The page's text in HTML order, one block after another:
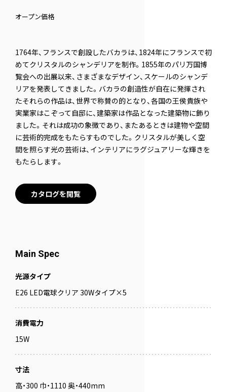
オープン価格
1764年、フランスで創設したバカラは、1824年にフランスで初
めてクリスタルのシャンデリアを制作。1855年のパリ万国博
覧会への出展以来、さまざまなデザイン、スケールのシャンデ
リアを発表してきました。バカラの創造性が自在に発揮され
たそれらの作品は、世界で称賛の的となり、各国の王侯貴族や
実業家はこぞって自邸に、建築家は作品となった建築物に飾り
ました。それは成功の象徴であり、またあるときは建物や空間
に芸術的完成をもたらすものでした。クリスタルが美しく空
間を照らす光の芸術は、インテリアにラグジュアリーな輝きを
もたらします。
カタログを閲覧
Main Spec
光源タイプ
E26 LED電球クリア 30Wタイプ×5
消費電力
15W
寸法
高・300 巾・1110 奥・440mm